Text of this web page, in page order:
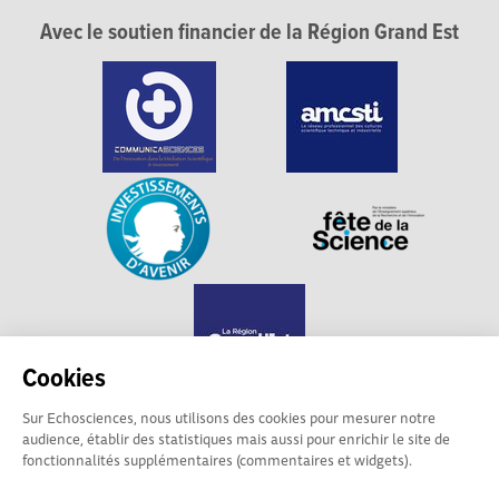
Cookies
Sur Echosciences, nous utilisons des cookies pour mesurer notre
audience, établir des statistiques mais aussi pour enrichir le site de
fonctionnalités supplémentaires (commentaires et widgets).
Avec le soutien financier de la Région Grand Est
Echosciences Grand Est est propulsé par
Communicasciences